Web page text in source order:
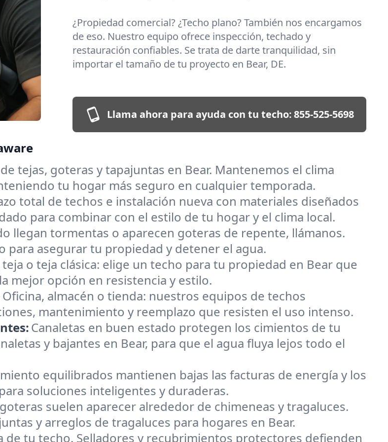
¿Propiedad comercial? ¿Techo plano? También nos encargamos
de eso. Nuestro equipo ofrece inspección, techado y
restauración confiables. Se trata de darte tranquilidad, sin
importar el tamaño de tu proyecto en Bear, DE.
Llama ahora para ayuda con tu techo:855-525-5698
tejas, goteras y tapajuntas en Bear. Mantenemos el clima
tu hogar más seguro en cualquier temporada.
total de techos e instalación nueva con materiales diseñados
para combinar con el estilo de tu hogar y el clima local.
llegan tormentas o aparecen goteras de repente, llámanos.
asegurar tu propiedad y detener el agua.
o teja clásica: elige un techo para tu propiedad en Bear que
mejor opción en resistencia y estilo.
Oficina, almacén o tienda: nuestros equipos de techos
mantenimiento y reemplazo que resisten el uso intenso.
Canaletas en buen estado protegen los cimientos de tu
y bajantes en Bear, para que el agua fluya lejos todo el
equilibrados mantienen bajas las facturas de energía y los
soluciones inteligentes y duraderas.
suelen aparecer alrededor de chimeneas y tragaluces.
y arreglos de tragaluces para hogares en Bear.
de tu techo. Selladores y recubrimientos protectores defienden